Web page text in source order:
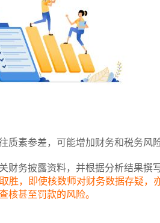
素参差，可能增加财务和税务风险
务披露资料，并根据分析结果撰
胜，即使核数师对财务数据存疑，
甚至罚款的风险。